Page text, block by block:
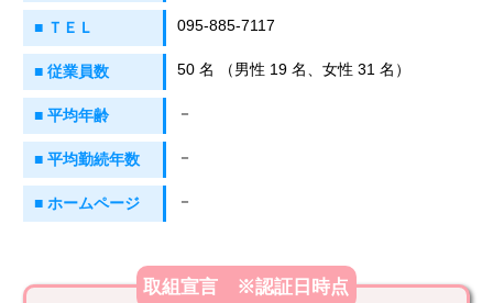
■ ＴＥＬ 095-885-7117
■ 従業員数 50 名 （男性 19 名、女性 31 名）
■ 平均年齢 －
■ 平均勤続年数 －
■ ホームページ －
取組宣言 ※認証日時点